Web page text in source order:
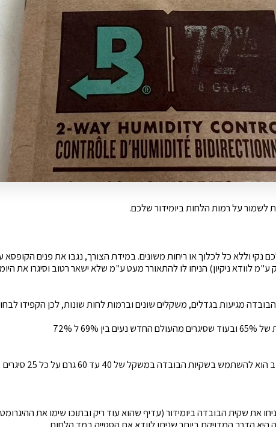
לשמור על רמות הלחות ביומידור שלכם.
נקי וללא כל לכלוך או ריחות משונים. במידת הצורך, נגבו את פנים
לוודא ניקיון) הניחו לו להתאורר מעט ע"מ שלא ישאר רטוב וסיגרו את
מגיעות בגדלים, משקלים שונים וברמות לחות שונות, לכן הקפידו
69% ל 72%
כלל אצבע טוב הוא להשתמש בשקיות
את שקית הבובדה ביומידור (עדיף שהוא עוד ריק ובתוכו שימו את